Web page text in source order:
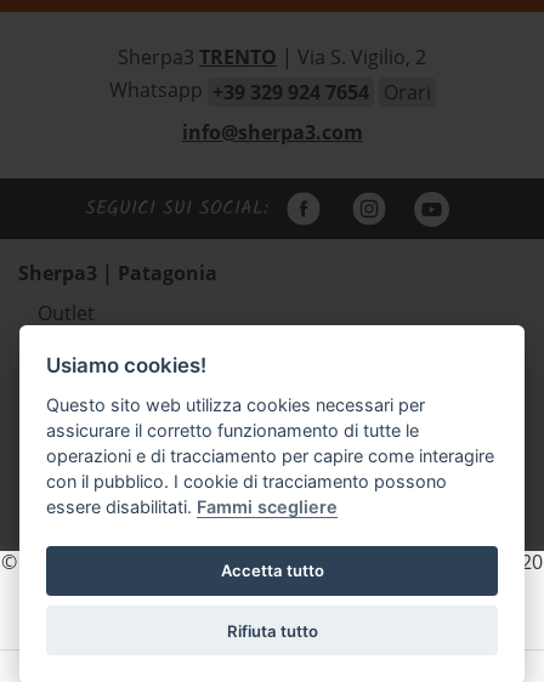
Sherpa3 TRENTO | Via S. Vigilio, 2
Whatsapp +39 329 924 7654
Orari
info@sherpa3.com
SEGUICI SUI SOCIAL:
Sherpa3 | Patagonia
Outlet
Abbigliamento donna Patagonia
Abbigliamento bambino Patagonia
Zaini e borse Patagonia
Scarpe outdoor Scarpa e Lizard
Accessori
© 2026 Sherpa3 - P.IVA e C.F. 02154740225 REA. TN - 203820
- pec: sherpa3sas@pec.it
PrivacyCookie Policy
Usiamo cookies!
Questo sito web utilizza cookies necessari per
assicurare il corretto funzionamento di tutte le
operazioni e di tracciamento per capire come interagire
con il pubblico. I cookie di tracciamento possono
essere disabilitati. Fammi scegliere
Accetta tutto
Rifiuta tutto